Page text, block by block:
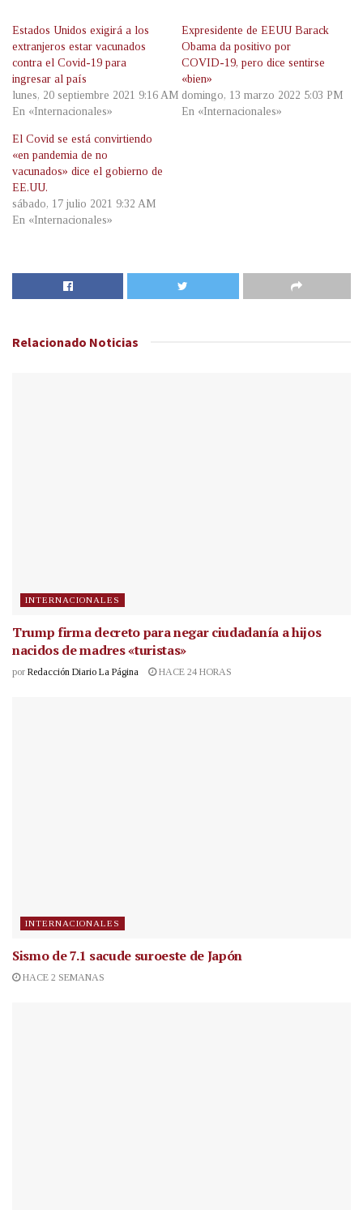
Estados Unidos exigirá a los
extranjeros estar vacunados
contra el Covid-19 para
ingresar al país
lunes, 20 septiembre 2021 9:16 AM
En «Internacionales»
Expresidente de EEUU Barack
Obama da positivo por
COVID-19, pero dice sentirse
«bien»
domingo, 13 marzo 2022 5:03 PM
En «Internacionales»
El Covid se está convirtiendo
«en pandemia de no
vacunados» dice el gobierno de
EE.UU.
sábado, 17 julio 2021 9:32 AM
En «Internacionales»
Relacionado Noticias
INTERNACIONALES
Trump firma decreto para negar ciudadanía a hijos
nacidos de madres «turistas»
por Redacción Diario La Página HACE 24 HORAS
INTERNACIONALES
Sismo de 7.1 sacude suroeste de Japón
HACE 2 SEMANAS